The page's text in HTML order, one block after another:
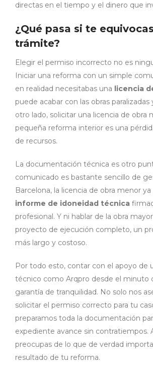
directas en el tiempo y el dinero que
¿Qué pasa si te
trámite?
Elegir el permiso incorrecto no es
Iniciar una reforma con un simple
en realidad necesitabas una licencia
puede acabar con las obras
otro lado, solicitar una licencia de obra
pequeña reforma interior es una
de recursos.
La documentación técnica es otro
comunicado es bastante sencillo de
Barcelona, la licencia de obra menor
informe de idoneidad técnica
profesional. Y ni hablar de la obra
proyecto de ejecución completo, un
más largo y costoso.
Por todo esto, contar con el apoyo de
técnico como Arqpro desde el minuto
garantía de tranquilidad. No solo nos
solicitar el permiso correcto para tu
preparamos toda la documentación
expediente avance sin contratiempos.
preocupas de lo que de verdad
resultado de tu reforma.